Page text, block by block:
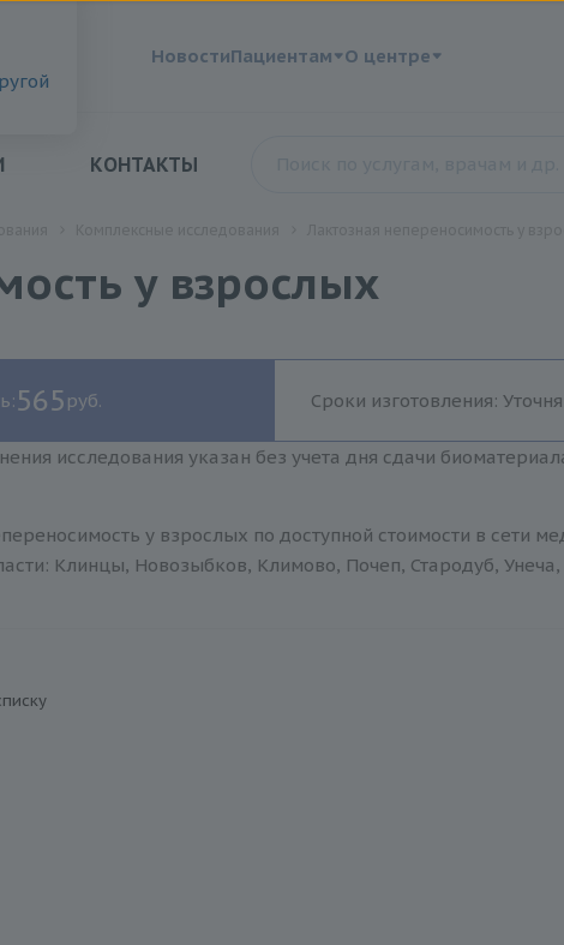
НовостиПациентам О центре
КОНТАКТЫ
у взрослых
565 руб. Сроки изготовления:
исследования указан без учета дня сдачи
у взрослых по доступной стоимости в сети
Клинцы, Новозыбков, Климово, Почеп, Стародуб, Унеча,